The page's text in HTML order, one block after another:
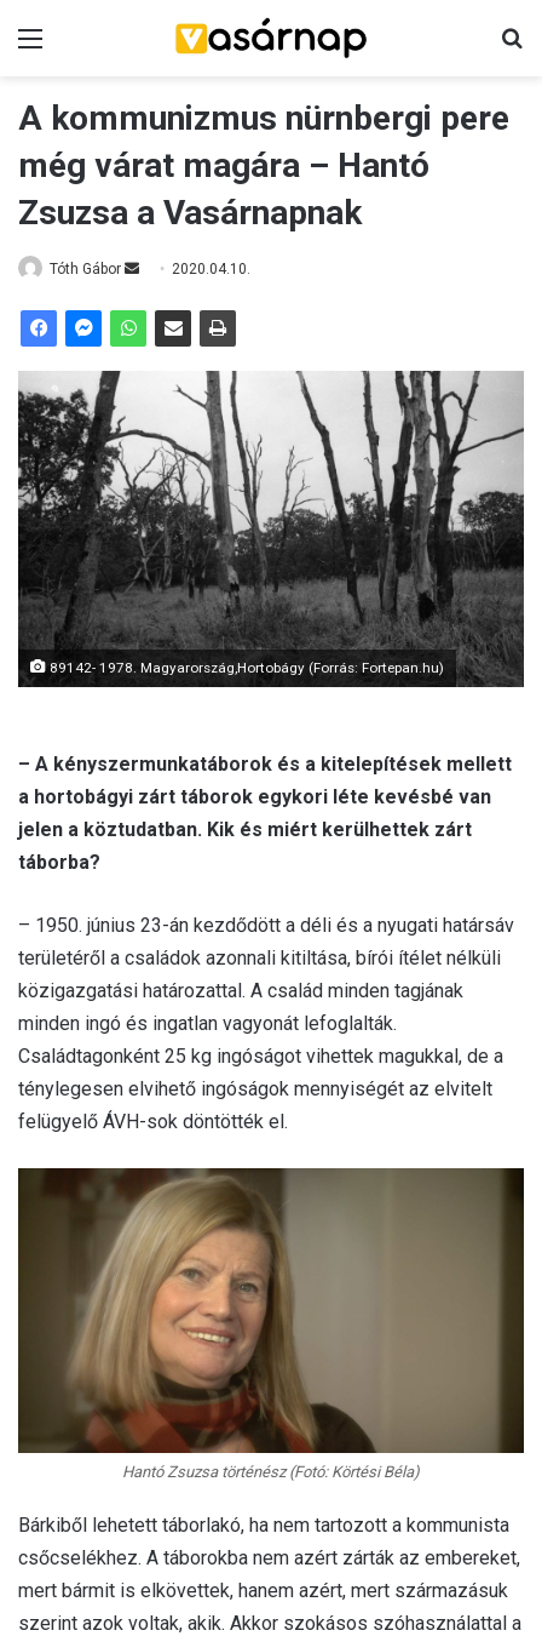
A kommunizmus nürnbergi pere
még várat magára – Hantó
Zsuzsa a Vasárnapnak
Tóth Gábor
m
a
i
l
2020.04.10.
89142- 1978. Magyarország,Hortobágy (Forrás: Fortepan.hu)
– A kényszermunkatáborok és a kitelepítések mellett
a hortobágyi zárt táborok egykori léte kevésbé van
jelen a köztudatban. Kik és miért kerülhettek zárt
táborba?
– 1950. június 23-án kezdődött a déli és a nyugati határsáv
területéről a családok azonnali kitiltása, bírói ítélet nélküli
közigazgatási határozattal. A család minden tagjának
minden ingó és ingatlan vagyonát lefoglalták.
Családtagonként 25 kg ingóságot vihettek magukkal, de a
ténylegesen elvihető ingóságok mennyiségét az elvitelt
felügyelő ÁVH-sok döntötték el.
Hantó Zsuzsa történész (Fotó: Körtési Béla)
Bárkiből lehetett táborlakó, ha nem tartozott a kommunista
csőcselékhez. A táborokba nem azért zárták az embereket,
mert bármit is elkövettek, hanem azért, mert származásuk
szerint azok voltak, akik. Akkor szokásos szóhasználattal a